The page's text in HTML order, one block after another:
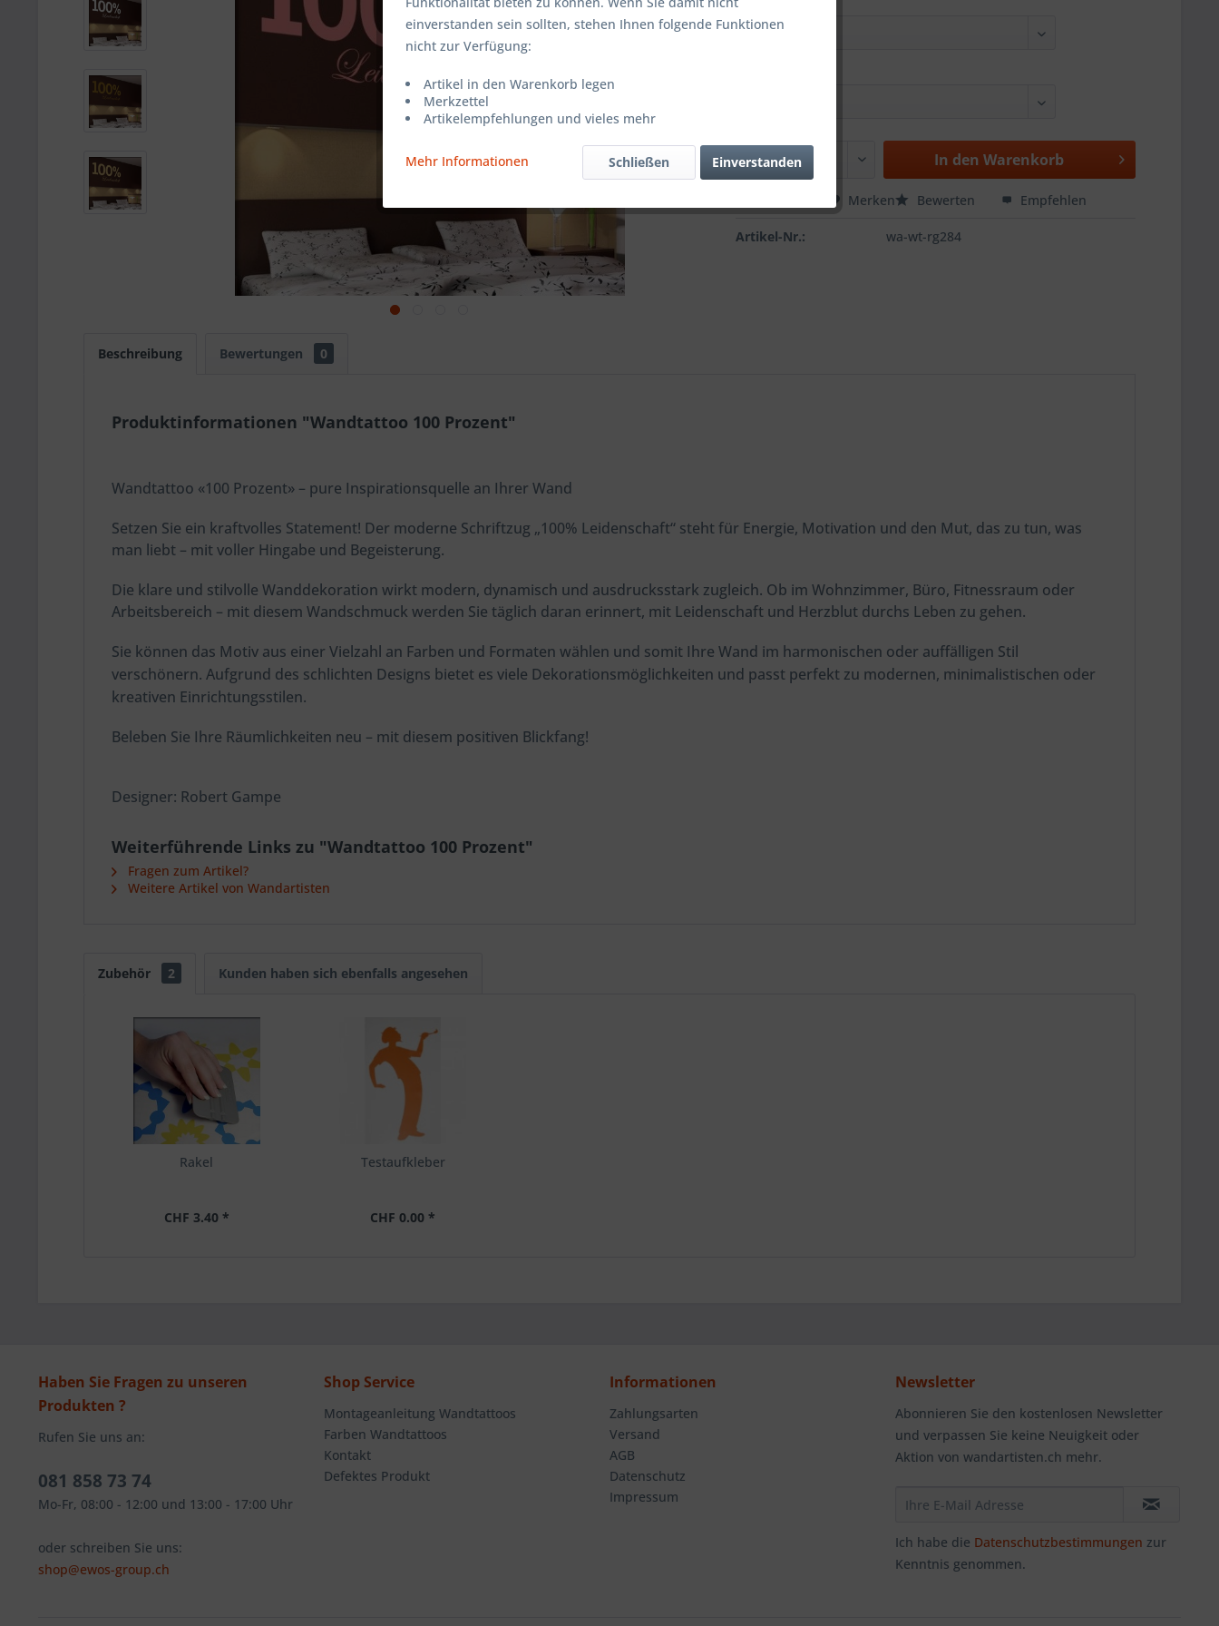
In den Warenkorb
Merken Bewerten Empfehlen
Artikel-Nr.: wa-wt-rg284
Beschreibung Bewertungen 0
Produktinformationen "Wandtattoo 100 Prozent"
Wandtattoo «100 Prozent» – pure Inspirationsquelle an Ihrer Wand
Setzen Sie ein kraftvolles Statement! Der moderne Schriftzug „100% Leidenschaft“ steht für Energie, Motivation und den Mut, das zu tun, was
man liebt – mit voller Hingabe und Begeisterung.
Die klare und stilvolle Wanddekoration wirkt modern, dynamisch und ausdrucksstark zugleich. Ob im Wohnzimmer, Büro, Fitnessraum oder
Arbeitsbereich – mit diesem Wandschmuck werden Sie täglich daran erinnert, mit Leidenschaft und Herzblut durchs Leben zu gehen.
Sie können das Motiv aus einer Vielzahl an Farben und Formaten wählen und somit Ihre Wand im harmonischen oder auffälligen Stil
verschönern. Aufgrund des schlichten Designs bietet es viele Dekorationsmöglichkeiten und passt perfekt zu modernen, minimalistischen oder
kreativen Einrichtungsstilen.
Beleben Sie Ihre Räumlichkeiten neu – mit diesem positiven Blickfang!
Designer: Robert Gampe
Weiterführende Links zu "Wandtattoo 100 Prozent"
Fragen zum Artikel?
Weitere Artikel von Wandartisten
Zubehör 2 Kunden haben sich ebenfalls angesehen
Rakel
CHF 3.40 *
Testaufkleber
CHF 0.00 *
Haben Sie Fragen zu unseren
Produkten ?
Rufen Sie uns an:
081 858 73 74
Mo-Fr, 08:00 - 12:00 und 13:00 - 17:00 Uhr
oder schreiben Sie uns:
shop@ewos-group.ch
Shop Service
Montageanleitung Wandtattoos
Farben Wandtattoos
Kontakt
Defektes Produkt
Informationen
Zahlungsarten
Versand
AGB
Datenschutz
Impressum
Newsletter
Abonnieren Sie den kostenlosen Newsletter
und verpassen Sie keine Neuigkeit oder
Aktion von wandartisten.ch mehr.
Ich habe die Datenschutzbestimmungen zur
Kenntnis genommen.
einverstanden sein sollten, stehen Ihnen folgende Funktionen
nicht zur Verfügung:
Artikel in den Warenkorb legen
Merkzettel
Artikelempfehlungen und vieles mehr
Mehr Informationen Einverstanden
Schließen